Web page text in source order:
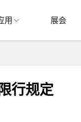
用 展会
行规定